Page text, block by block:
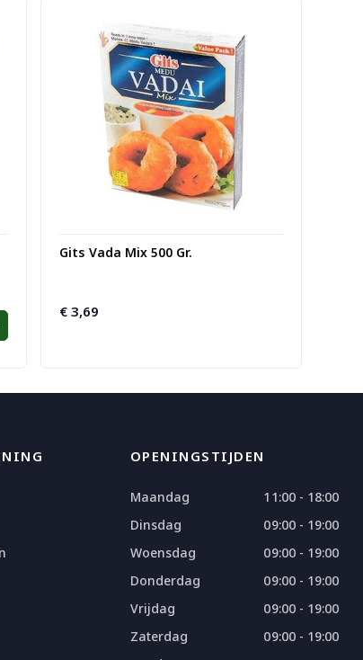
Gits Vada Mix 500 Gr.
€ 3,69
OPENINGSTIJDEN
Maandag
11:00 - 18:00
Dinsdag
09:00 - 19:00
Woensdag
09:00 - 19:00
Donderdag
09:00 - 19:00
Vrijdag
09:00 - 19:00
Zaterdag
09:00 - 19:00